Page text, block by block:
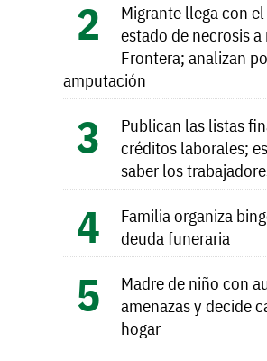
Migrante llega con
estado de necrosis
Frontera; analizan
amputación
Publican las listas
créditos laborales;
saber los
Familia organiza
deuda funeraria
Madre de niño con
amenazas y decide
hogar